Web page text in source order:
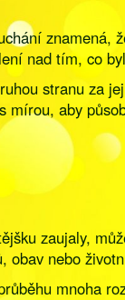
nad tím, co
stranu za
aby
zaujaly,
nebo
mnoha